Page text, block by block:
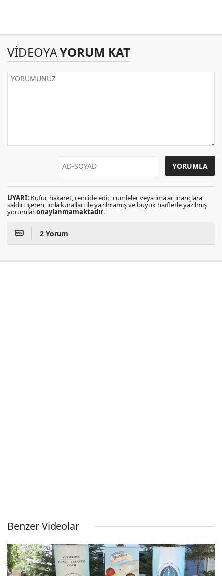
VİDEOYAYORUM KAT
UYARI: Küfür, hakaret, rencide edici cümleler veya imalar, inançlara
saldırı içeren, imla kuralları ile yazılmamış ve büyük harflerle yazılmış
yorumlaronaylanmamaktadır.
2 Yorum
Benzer Videolar